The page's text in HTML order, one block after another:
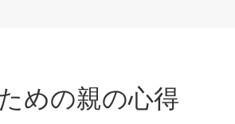
ための親の心得